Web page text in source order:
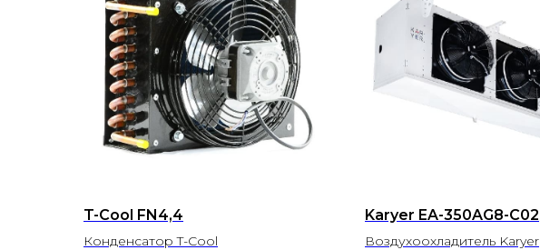
T-Cool FN4,4
Конденсатор T-Cool
Karyer EA-350AG8-C02
Воздухоохладитель Karyer